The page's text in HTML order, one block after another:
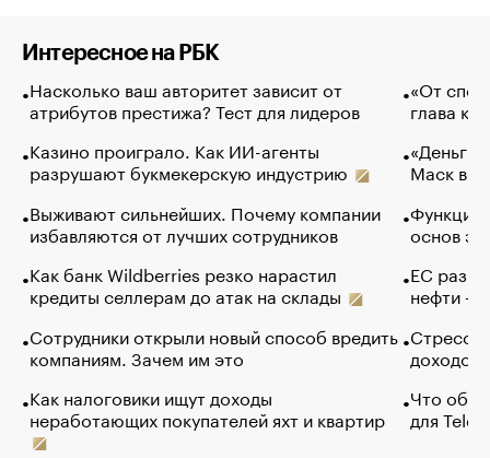
Интересное на РБК
Насколько ваш авторитет зависит от
атрибутов престижа? Тест для лидеров
Казино проиграло. Как ИИ-агенты
разрушают букмекерскую индустрию
Выживают сильнейших. Почему компании
избавляются от лучших сотрудников
Как банк Wildberries резко нарастил
кредиты селлерам до атак на склады
Сотрудники открыли новый способ вредить
компаниям. Зачем им это
Как налоговики ищут доходы
неработающих покупателей яхт и квартир
«От
глава
«Деньги
Маск в
Функции
основ
ЕС
нефти —
Стресс
доходов
Что
для